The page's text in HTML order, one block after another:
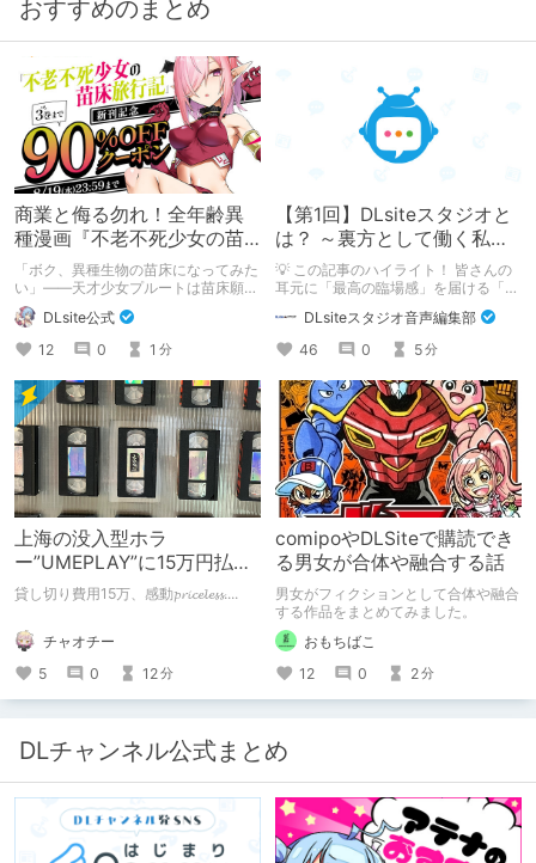
おすすめのまとめ
商業と侮る勿れ！全年齢異
種漫画『不老不死少女の苗
床旅行記』新刊記念1～3巻
90%オフクーポン配布中✨
「ボク、異種生物の苗床になってみた
い」――天才少女プルートは苗床願望
を叶えるため、不老不死の体を手に入
れた！ 話題沸騰の全年齢苗床コミッ
クスの新刊が発売開始！ それを記念
して1～3巻まで90%OFFクーポン配
布いたします！ まだ本作品未体験の
皆さん、多分お好きです。ぜひお試し
ください。
DLsite公式
12
0 1 分
【第1回】DLsiteスタジオと
は？ ～裏方として働く私た
ちの紹介
💡 この記事のハイライト！ 皆さんの
耳元に「最高の臨場感」を届ける「サ
ウンドエンジニアの仕事」のリアルな
舞台裏を大公開！ スマートな専門
職……と思いきや、実態は「音の変態
（褒め言葉）」が集まるチーム！？
成人男性スタッフがダミヘに抱きつ
き、スタジオにアダルトグッズが転が
る超大真面目な理由とは？ クオリテ
ィ向上のための、ちょっとシュールな
（？）試行錯誤をたっぷりご紹介しま
す！
DLsiteスタジオ音声編集部
46
0 5分
上海の没入型ホラ
ー”UMEPLAY”に15万円払っ
たら、2作品とも号泣した※
貸し切り費用15万、感動𝓹𝓻𝓲𝓬𝓮𝓵𝓮𝓼𝓼....
チャオチー
5
0 12分
comipoやDLSiteで購読でき
る男女が合体や融合する話
男女がフィクションとして合体や融合
する作品をまとめてみました。
おもちばこ
12
0 2分
DLチャンネル公式まとめ